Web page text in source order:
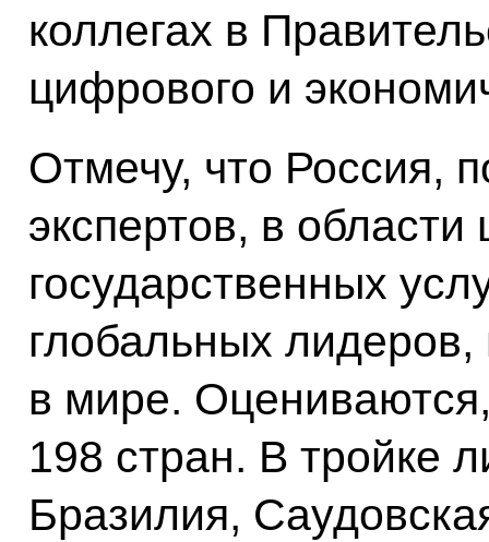
коллегах в
цифрового и
Отмечу, что Россия,
экспертов, в
государственных
глобальных
в мире.
198 стран. В тройке
Бразилия,